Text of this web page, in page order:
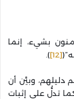
بشيء، إنما
[12]
).
دليلهم، وبيَّن أن
تدلُّ على إثبات